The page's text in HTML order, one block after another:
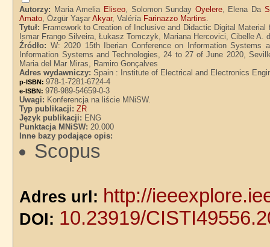
Autorzy: Maria Amelia Eliseo, Solomon Sunday Oyelere, Elena Da
Amato, Özgür YaşarAkyar, Valéría Farinazzo Martins.
Tytuł: Framework to Creation of Inclusive and Didactic Digital
Ismar Frango Silveira, Łukasz Tomczyk, Mariana Hercovici, Cibelle
Źródło: W: 2020 15th Iberian Conference on Information Systems
Information Systems and Technologies, 24 to 27 of June 2020,
Maria del Mar Miras, Ramiro Gonçalves
Adres wydawniczy:Spain : Institute of Electrical and Electronics
p-ISBN:978-1-7281-6724-4
e-ISBN:978-989-54659-0-3
Uwagi: Konferencja na liście MNiSW.
Typ publikacji:ZR
Język publikacji: ENG
Punktacja MNiSW:20.000
Inne bazy podające opis:
Scopus
Adres url: http://
DOI: 10.23919/